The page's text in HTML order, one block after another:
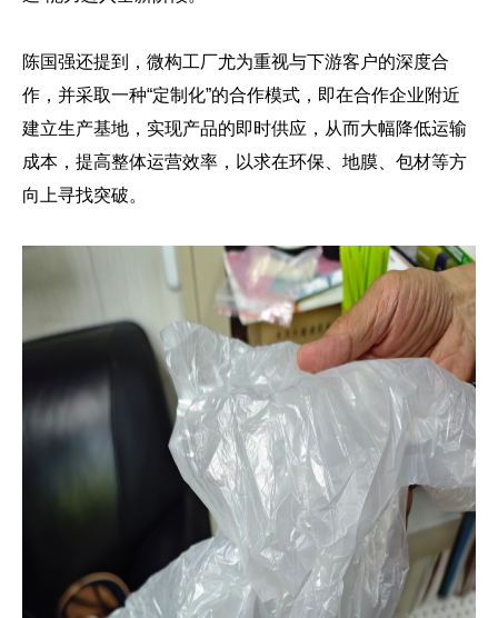
陈国强还提到， 微构工厂尤为重视与下游客户的深度合
作，并采取一种“定制化”的合作模式， 即在合作企业附近
建立生产基地，实现产品的即时供应，从而大幅降低运输
成本，提高整体运营效率，以求在环保、地膜、包材等方
向上寻找突破。